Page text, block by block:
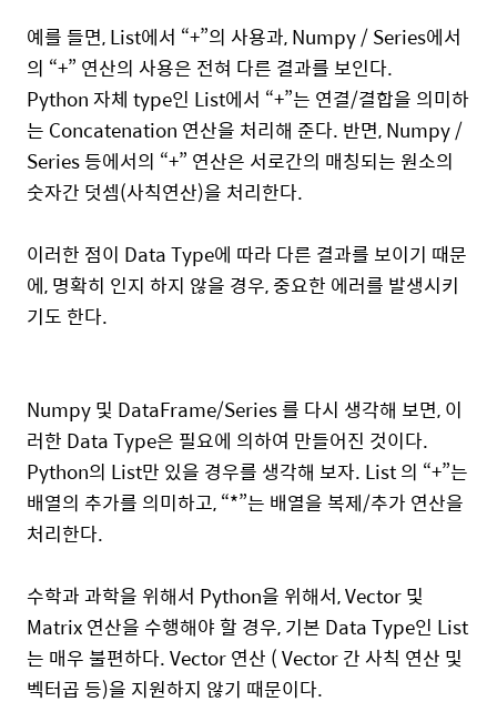
예를 들면, List에서 “+”의 사용과, Numpy / Series에서
의 “+” 연산의 사용은 전혀 다른 결과를 보인다.
Python 자체 type인 List에서 “+”는 연결/결합을 의미하
는 Concatenation 연산을 처리해 준다. 반면, Numpy /
Series 등에서의 “+” 연산은 서로간의 매칭되는 원소의
숫자간 덧셈(사칙연산)을 처리한다.
이러한 점이 Data Type에 따라 다른 결과를 보이기 때문
에, 명확히 인지 하지 않을 경우, 중요한 에러를 발생시키
기도 한다.
Numpy 및 DataFrame/Series 를 다시 생각해 보면, 이
러한 Data Type은 필요에 의하여 만들어진 것이다.
Python의 List만 있을 경우를 생각해 보자. List 의 “+”는
배열의 추가를 의미하고, “*”는 배열을 복제/추가 연산을
처리한다.
수학과 과학을 위해서 Python을 위해서, Vector 및
Matrix 연산을 수행해야 할 경우, 기본 Data Type인 List
는 매우 불편하다. Vector 연산 ( Vector 간 사칙 연산 및
벡터곱 등)을 지원하지 않기 때문이다.